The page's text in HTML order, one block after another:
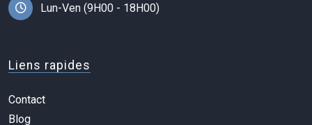
Lun-Ven (9H00 - 18H00)
Liens rapides
Contact
Blog